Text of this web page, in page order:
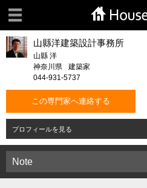
山縣洋建築設計事務所
山縣 洋
神奈川県
建築家
044-931-5737
この専門家へ連絡する
プロフィールを見る